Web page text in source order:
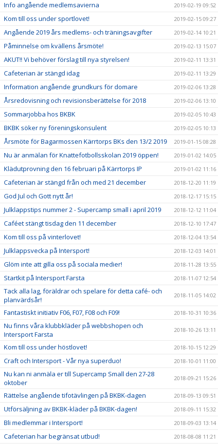
Info angående medlemsavierna 2019-02-19 09:52
Kom till oss under sportlovet! 2019-02-15 09:27
Angående 2019 års medlems- och träningsavgifter 2019-02-14 10:21
Påminnelse om kvällens årsmöte! 2019-02-13 15:07
AKUT!! Vi behöver förslag till nya styrelsen! 2019-02-11 13:31
Cafeterian är stängd idag 2019-02-11 13:29
Information angående grundkurs för domare 2019-02-06 13:28
Årsredovisning och revisionsberättelse för 2018 2019-02-06 13:10
Sommarjobba hos BKBK 2019-02-05 10:43
BKBK söker ny föreningskonsulent 2019-02-05 10:13
Årsmöte för Bagarmossen Kärrtorps BKs den 13/2 2019 2019-01-15 08:28
Nu är anmälan för Knattefotbollsskolan 2019 öppen! 2019-01-02 14:05
Klädutprovning den 16 februari på Kärrtorps IP 2019-01-02 11:16
Cafeterian är stängd från och med 21 december 2018-12-20 11:19
God Jul och Gott nytt år! 2018-12-17 15:15
Julklappstips nummer 2 - Supercamp small i april 2019 2018-12-12 11:04
Caféet stängt tisdag den 11 december 2018-12-10 17:47
Kom till oss på vinterlovet! 2018-12-04 13:54
Julklappsvecka på Intersport! 2018-12-03 14:01
Glöm inte att gilla oss på sociala medier! 2018-11-28 13:55
Startkit på Intersport Farsta 2018-11-07 12:54
Tack alla lag, föräldrar och spelare för detta café- och
planvärdsår!
2018-11-05 14:02
Fantastiskt initiativ F06, F07, F08 och F09! 2018-10-31 10:36
Nu finns våra klubbkläder på webbshopen och
Intersport Farsta
2018-10-26 13:11
Kom till oss under höstlovet! 2018-10-15 12:29
Craft och Intersport - Vår nya superduo! 2018-10-01 11:00
Nu kan ni anmäla er till Supercamp Small den 27-28
oktober
2018-09-21 15:26
Rättelse angående tifotävlingen på BKBK-dagen 2018-09-13 09:51
Utförsäljning av BKBK-kläder på BKBK-dagen! 2018-09-11 15:32
Bli medlemmar i Intersport! 2018-09-03 13:14
Cafeterian har begränsat utbud! 2018-08-08 11:21